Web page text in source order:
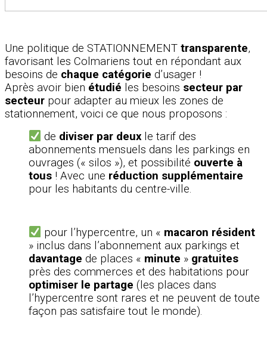
Une politique de STATIONNEMENT transparente,
favorisant les Colmariens tout en répondant aux
besoins de chaque catégorie d’usager !
Après avoir bien étudié les besoins secteur par
secteur pour adapter au mieux les zones de
stationnement, voici ce que nous proposons :
de diviser par deuxle tarif des
abonnements mensuels dans les parkings en
ouvrages (« silos »), et possibilité ouverte à
tous ! Avec une réduction supplémentaire
pour les habitants du centre-ville.
pour l’hypercentre, un « macaron résident
» inclus dans l’abonnement aux parkings et
davantage de places « minute » gratuites
près des commerces et des habitations pour
optimiser le partage (les places dans
l’hypercentre sont rares et ne peuvent de toute
façon pas satisfaire tout le monde).